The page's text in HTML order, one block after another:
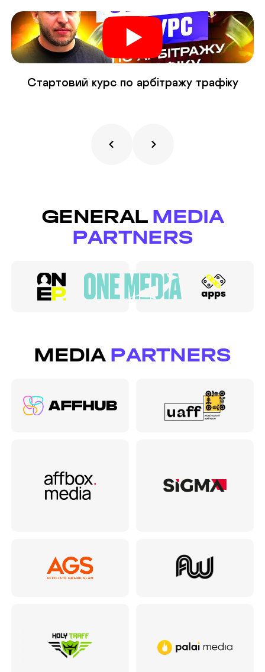
Стартовий курс по арбітражу трафіку
GENERAL MEDIA
PARTNERS
MEDIA PARTNERS